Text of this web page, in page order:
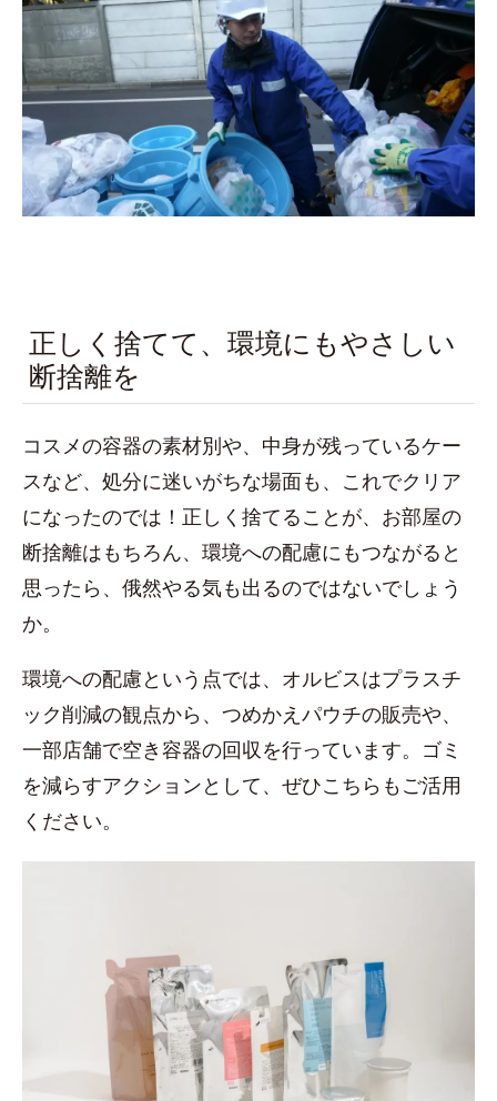
正しく捨てて、環境にもやさしい
断捨離を
コスメの容器の素材別や、中身が残っているケー
スなど、処分に迷いがちな場面も、これでクリア
になったのでは！正しく捨てることが、お部屋の
断捨離はもちろん、環境への配慮にもつながると
思ったら、俄然やる気も出るのではないでしょう
か。
環境への配慮という点では、オルビスはプラスチ
ック削減の観点から、つめかえパウチの販売や、
一部店舗で空き容器の回収を行っています。ゴミ
を減らすアクションとして、ぜひこちらもご活用
ください。